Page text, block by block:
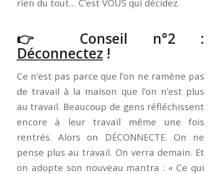
rien du tout… C’est VOUS qui décidez.
👉 Conseil n°2 :
Déconnectez !
Ce n’est pas parce que l’on ne ramène pas
de travail à la maison que l’on n’est plus
au travail. Beaucoup de gens réfléchissent
encore à leur travail même une fois
rentrés. Alors on DÉCONNECTE. On ne
pense plus au travail. On verra demain. Et
on adopte son nouveau mantra : « Ce qui